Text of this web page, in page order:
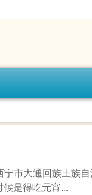
市大通回族土族
是得吃元宵...